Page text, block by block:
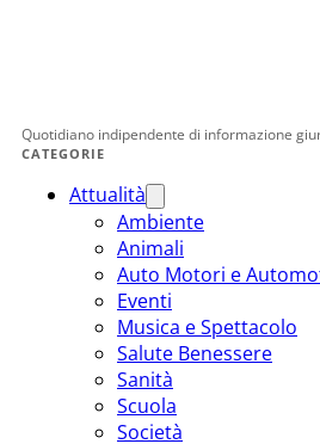
Quotidiano indipendente di informazione
CATEGORIE
Attualità
Ambiente
Animali
Auto Motori e
Eventi
Musica e Spettacolo
Salute Benessere
Sanità
Scuola
Società